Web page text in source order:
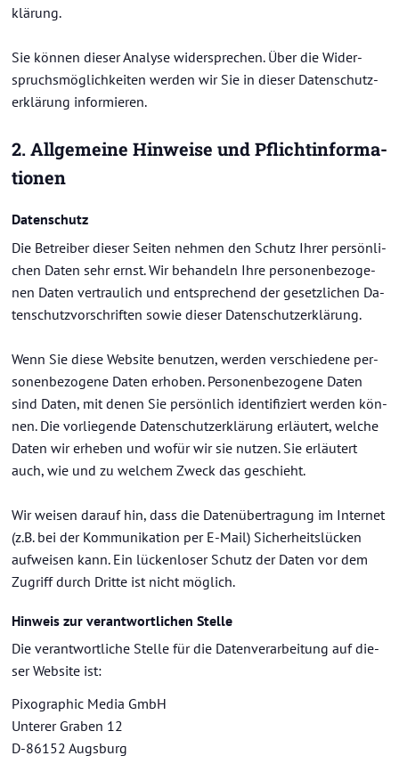
klä­rung.
Sie kön­nen die­ser Ana­ly­se wi­der­spre­chen. Über die Wi­der­
spruchs­mög­lich­kei­ten wer­den wir Sie in die­ser Da­ten­schutz­
er­klä­rung in­for­mie­ren.
2. All­ge­mei­ne Hin­wei­se und Pflicht­in­for­ma­
tio­nen
Da­ten­schutz
Die Be­trei­ber die­ser Sei­ten neh­men den Schutz Ihrer per­sön­li­
chen Daten sehr ernst. Wir be­han­deln Ihre per­so­nen­be­zo­ge­
nen Daten ver­trau­lich und ent­spre­chend der ge­setz­li­chen Da­
ten­schutz­vor­schrif­ten sowie die­ser Da­ten­schutz­er­klä­rung.
Wenn Sie diese Web­site be­nut­zen, wer­den ver­schie­de­ne per­
so­nen­be­zo­ge­ne Daten er­ho­ben. Per­so­nen­be­zo­ge­ne Daten
sind Daten, mit denen Sie per­sön­lich iden­ti­fi­ziert wer­den kön­
nen. Die vor­lie­gen­de Da­ten­schutz­er­klä­rung er­läu­tert, wel­che
Daten wir er­he­ben und wofür wir sie nut­zen. Sie er­läu­tert
auch, wie und zu wel­chem Zweck das ge­schieht.
Wir wei­sen dar­auf hin, dass die Da­ten­über­tra­gung im In­ter­net
(z.B. bei der Kom­mu­ni­ka­ti­on per E-​Mail) Si­cher­heits­lü­cken
auf­wei­sen kann. Ein lü­cken­lo­ser Schutz der Daten vor dem
Zu­griff durch Drit­te ist nicht mög­lich.
Hin­weis zur ver­ant­wort­li­chen Stel­le
Die ver­ant­wort­li­che Stel­le für die Da­ten­ver­ar­bei­tung auf die­
ser Web­site ist:
Pi­xo­gra­phic Media GmbH
Un­te­rer Gra­ben 12
D-​86152 Augs­burg